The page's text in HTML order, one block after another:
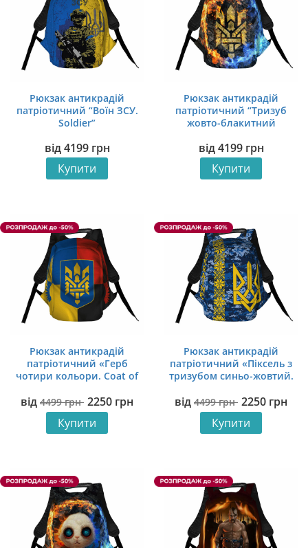
Рюкзак антикрадій
патріотичний “Воїн ЗСУ.
Soldier”
від4199 грн
Купити
Рюкзак антикрадій
патріотичний “Тризуб
жовто-блакитний
blue fire”
від4199 грн
Купити
Рюкзак антикрадій
патріотичний «Герб
чотири кольори. Coat of
34х45х17 см Розпродаж
від 4499грн 2250 грн
Купити
Рюкзак антикрадій
патріотичний «Піксель з
тризубом синьо-жовтий.
blue» 34х45х17 см
Розпродаж
від 4499грн 2250 грн
Купити